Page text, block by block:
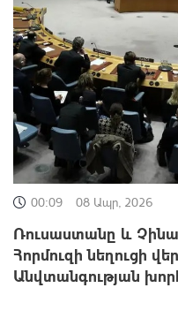
00:09 08 Ապր, 2026
Ռուսաստանը և
Հորմուզի նեղուցի
Անվտանգության